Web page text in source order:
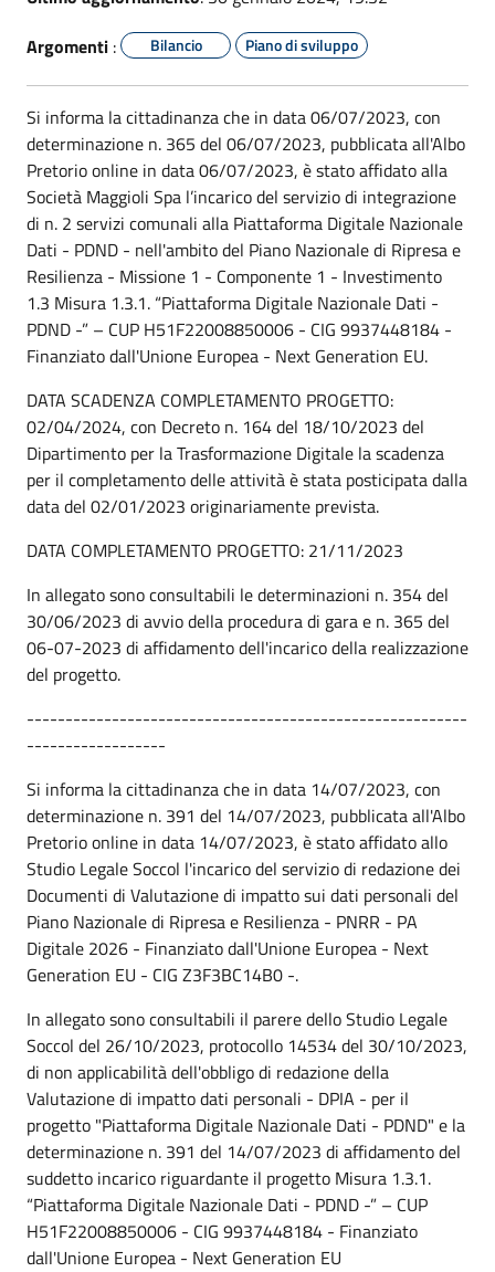
Argomenti : Bilancio Piano di sviluppo
Si informa la cittadinanza che in data 06/07/2023, con
determinazione n. 365 del 06/07/2023, pubblicata all'Albo
Pretorio online in data 06/07/2023, è stato affidato alla
Società Maggioli Spa l’incarico del servizio di integrazione
di n. 2 servizi comunali alla Piattaforma Digitale Nazionale
Dati - PDND - nell'ambito del Piano Nazionale di Ripresa e
Resilienza - Missione 1 - Componente 1 - Investimento
1.3 Misura 1.3.1. “Piattaforma Digitale Nazionale Dati -
PDND -” – CUP H51F22008850006 - CIG 9937448184 -
Finanziato dall'Unione Europea - Next Generation EU.
DATA SCADENZA COMPLETAMENTO PROGETTO:
02/04/2024, con Decreto n. 164 del 18/10/2023 del
Dipartimento per la Trasformazione Digitale la scadenza
per il completamento delle attività è stata posticipata dalla
data del 02/01/2023 originariamente prevista.
DATA COMPLETAMENTO PROGETTO: 21/11/2023
In allegato sono consultabili le determinazioni n. 354 del
30/06/2023 di avvio della procedura di gara e n. 365 del
06-07-2023 di affidamento dell'incarico della realizzazione
del progetto.
---------------------------------------------------------
------------------
Si informa la cittadinanza che in data 14/07/2023, con
determinazione n. 391 del 14/07/2023, pubblicata all'Albo
Pretorio online in data 14/07/2023, è stato affidato allo
Studio Legale Soccol l'incarico del servizio di redazione dei
Documenti di Valutazione di impatto sui dati personali del
Piano Nazionale di Ripresa e Resilienza - PNRR - PA
Digitale 2026 - Finanziato dall'Unione Europea - Next
Generation EU - CIG Z3F3BC14B0 -.
In allegato sono consultabili il parere dello Studio Legale
Soccol del 26/10/2023, protocollo 14534 del 30/10/2023,
di non applicabilità dell'obbligo di redazione della
Valutazione di impatto dati personali - DPIA - per il
progetto "Piattaforma Digitale Nazionale Dati - PDND" e la
determinazione n. 391 del 14/07/2023 di affidamento del
suddetto incarico riguardante il progetto Misura 1.3.1.
“Piattaforma Digitale Nazionale Dati - PDND -” – CUP
H51F22008850006 - CIG 9937448184 - Finanziato
dall'Unione Europea - Next Generation EU